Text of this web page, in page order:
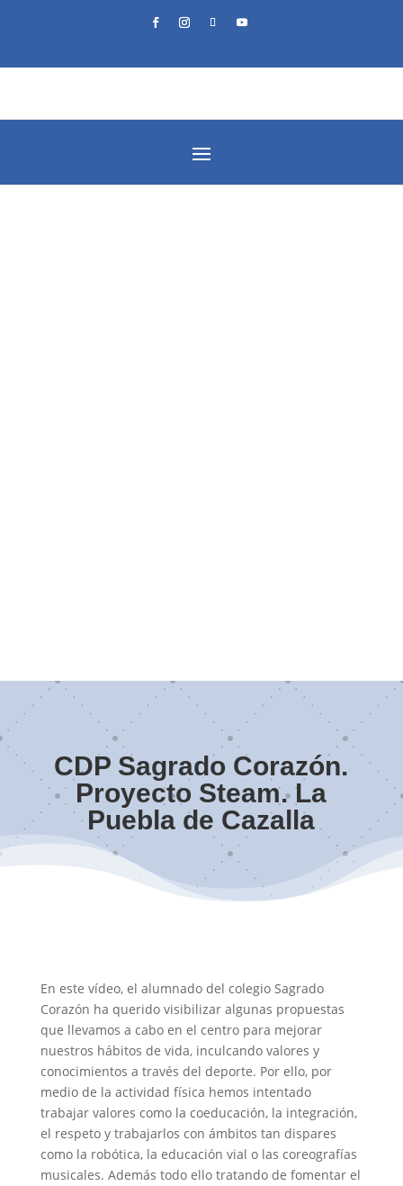
CDP Sagrado Corazón.
Proyecto Steam. La
Puebla de Cazalla
En este vídeo, el alumnado del colegio Sagrado
Corazón ha querido visibilizar algunas propuestas
que llevamos a cabo en el centro para mejorar
nuestros hábitos de vida, inculcando valores y
conocimientos a través del deporte. Por ello, por
medio de la actividad física hemos intentado
trabajar valores como la coeducación, la integración,
el respeto y trabajarlos con ámbitos tan dispares
como la robótica, la educación vial o las coreografías
musicales. Además todo ello tratando de fomentar el